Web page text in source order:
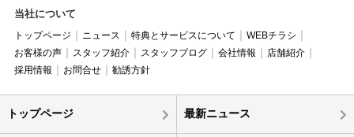
当社について
トップページ ニュース 特典とサービスについて
WEBチラシ
お客様の声
スタッフ紹介 スタッフブログ 会社情報
店舗紹介
採用情報
お問合せ 勧誘方針
トップページ 最新ニュース